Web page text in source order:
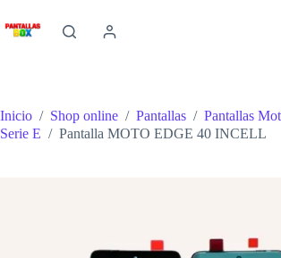
al
contenido
Inicio / Shop online / Pantallas / Pantallas
Serie E / Pantalla MOTO EDGE 40 INCELL